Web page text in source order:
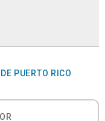
PUERTO RICO